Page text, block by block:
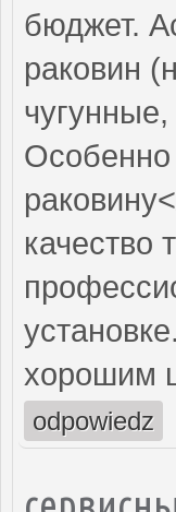
бюджет.
раковин
качество
хорошим
odpowiedz